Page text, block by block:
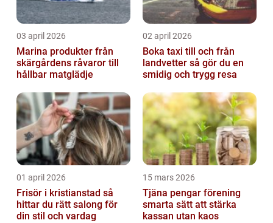
03 april 2026
Marina produkter från
skärgårdens råvaror till
hållbar matglädje
02 april 2026
Boka taxi till och från
landvetter så gör du en
smidig och trygg resa
01 april 2026
Frisör i kristianstad så
hittar du rätt salong för
din stil och vardag
15 mars 2026
Tjäna pengar förening
smarta sätt att stärka
kassan utan kaos